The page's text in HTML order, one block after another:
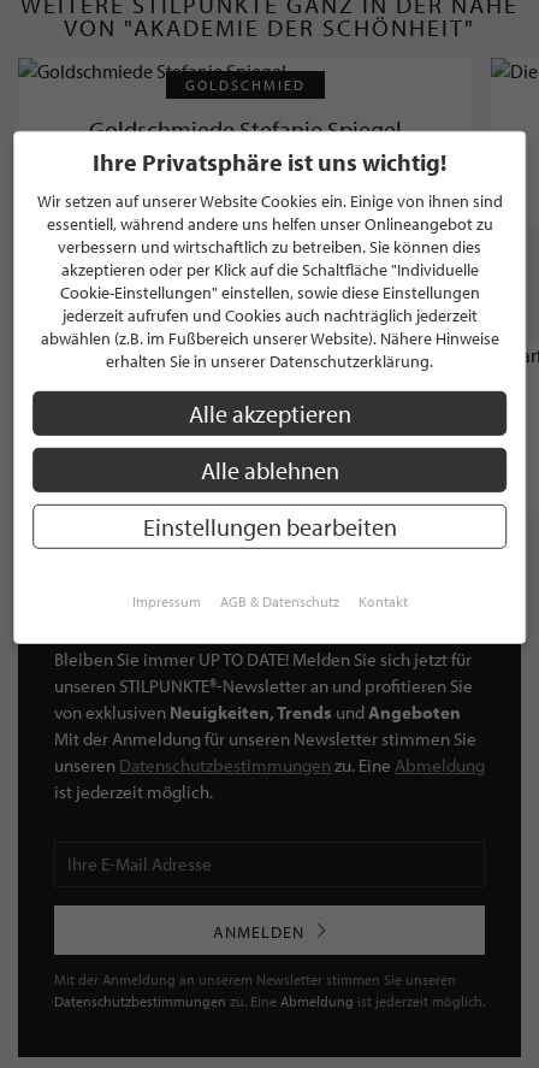
VON "AKADEMIE DER SCHÖNHEIT"
GOLDSCHMIED
Goldschmiede Stefanie Spiegel
Köln
WEITERE STILPUNKTE AUS "SCHÖNHEIT &
WOHLBEFINDEN"
FRISEUR
Daniela Meißner Faszination Haar
Köln, 5.0 / 5.0
NEWSLETTER
Bleiben Sie immer UP TO DATE! Melden Sie sich jetzt für
unseren STILPUNKTE®-Newsletter an und profitieren Sie
von exklusiven Neuigkeiten, Trends undAngeboten
Mit der Anmeldung für unseren Newsletter stimmen Sie
unseren Datenschutzbestimmungen zu. Eine Abmeldung
ist jederzeit möglich.
ANMELDEN
Mit der Anmeldung an unserem Newsletter stimmen Sie unseren
Datenschutzbestimmungen zu. Eine Abmeldung ist jederzeit möglich.
Ihre Privatsphäre ist uns wichtig!
Wir setzen auf unserer Website Cookies ein. Einige von ihnen sind
essentiell, während andere uns helfen unser Onlineangebot zu
verbessern und wirtschaftlich zu betreiben. Sie können dies
akzeptieren oder per Klick auf die Schaltfläche "Individuelle
Cookie-Einstellungen" einstellen, sowie diese Einstellungen
jederzeit aufrufen und Cookies auch nachträglich jederzeit
abwählen (z.B. im Fußbereich unserer Website). Nähere Hinweise
erhalten Sie in unserer Datenschutzerklärung.
Alle akzeptieren
Alle ablehnen
Einstellungen bearbeiten
Impressum AGB & Datenschutz Kontakt